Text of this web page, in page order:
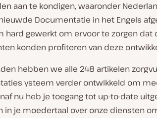
aan te kondigen, waaronder
Documentatie in het Engels
hard gewerkt om ervoor te zorgen dat
konden profiteren van deze
hebben we alle 248 artikelen
ysteem verder ontwikkeld om
nu heb je toegang tot up-to-date
in je moedertaal over onze diensten